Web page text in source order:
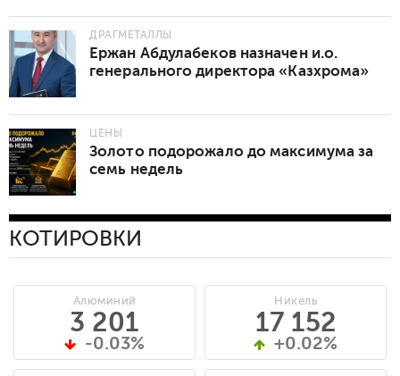
ДРАГМЕТАЛЛЫ
Ержан Абдулабеков назначен и.о.
генерального директора «Казхрома»
ЦЕНЫ
Золото подорожало до максимума за
семь недель
КОТИРОВКИ
Алюминий
3 201
-0.03%
Никель
17 152
+0.02%